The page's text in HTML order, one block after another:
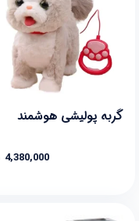
گربه پولیشی هوشمند
4,380,000